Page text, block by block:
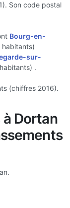
Son code postal
Bourg-en-
habitants)
sur-
.
(chiffres 2016).
Dortan